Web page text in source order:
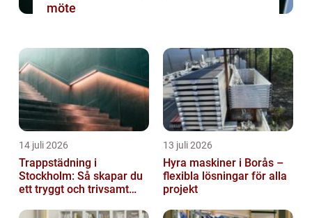
möte
14 juli 2026
Trappstädning i
Stockholm: Så skapar du
ett tryggt och trivsamt
13 juli 2026
Hyra maskiner i Borås –
flexibla lösningar för alla
projekt